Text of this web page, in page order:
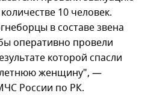
10 человек.
в составе звена
оперативно провели
которой спасли
летнюю женщину", —
России по РК.